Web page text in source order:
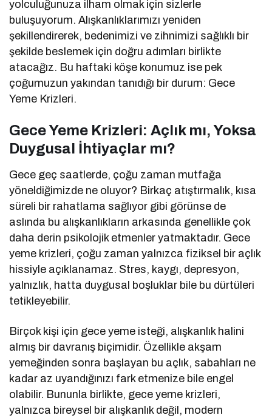
yolculuğunuza ilham olmak için sizlerle
buluşuyorum. Alışkanlıklarımızı yeniden
şekillendirerek, bedenimizi ve zihnimizi sağlıklı bir
şekilde beslemek için doğru adımları birlikte
atacağız. Bu haftaki köşe konumuz ise pek
çoğumuzun yakından tanıdığı bir durum: Gece
Yeme Krizleri.
Gece Yeme Krizleri: Açlık mı, Yoksa
Duygusal İhtiyaçlar mı?
Gece geç saatlerde, çoğu zaman mutfağa
yöneldiğimizde ne oluyor? Birkaç atıştırmalık, kısa
süreli bir rahatlama sağlıyor gibi görünse de
aslında bu alışkanlıkların arkasında genellikle çok
daha derin psikolojik etmenler yatmaktadır. Gece
yeme krizleri, çoğu zaman yalnızca fiziksel bir açlık
hissiyle açıklanamaz. Stres, kaygı, depresyon,
yalnızlık, hatta duygusal boşluklar bile bu dürtüleri
tetikleyebilir.
Birçok kişi için gece yeme isteği, alışkanlık halini
almış bir davranış biçimidir. Özellikle akşam
yemeğinden sonra başlayan bu açlık, sabahları ne
kadar az uyandığınızı fark etmenize bile engel
olabilir. Bununla birlikte, gece yeme krizleri,
yalnızca bireysel bir alışkanlık değil, modern